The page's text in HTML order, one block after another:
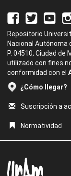
Repositorio
Nacional Autónoma
P. 04510, Ciudad
utilizado con fines
conformidad con el
¿Cómo llegar?
Suscripción a
Normatividad